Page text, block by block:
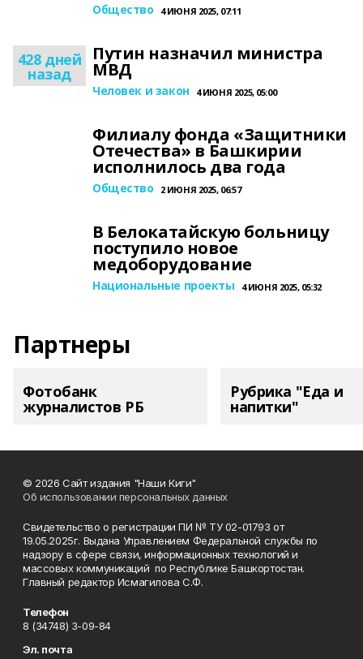
Общество 4 ИЮНЯ 2025, 07:11
428 дней
назад
Путин назначил министра
МВД
Человек и закон 4 ИЮНЯ 2025, 05:00
Филиалу фонда «Защитники
Отечества» в Башкирии
исполнилось два года
Общество 2 ИЮНЯ 2025, 06:57
В Белокатайскую больницу
поступило новое
медоборудование
Национальные проекты 4 ИЮНЯ 2025, 05:32
Партнеры
Фотобанк
журналистов РБ
Рубрика "Еда и
напитки"
© 2026 Сайт издания "Наши Киги"
Об использовании персональных данных
Свидетельство о регистрации ПИ № ТУ 02-01793 от
19.05.2025г. Выдана Управлением Федеральной службы по
надзору в сфере связи, информационных технологий и
массовых коммуникаций по Республике Башкортостан.
Главный редактор Исмагилова С.Ф.
Телефон
8 (34748) 3-09-84
Эл. почта